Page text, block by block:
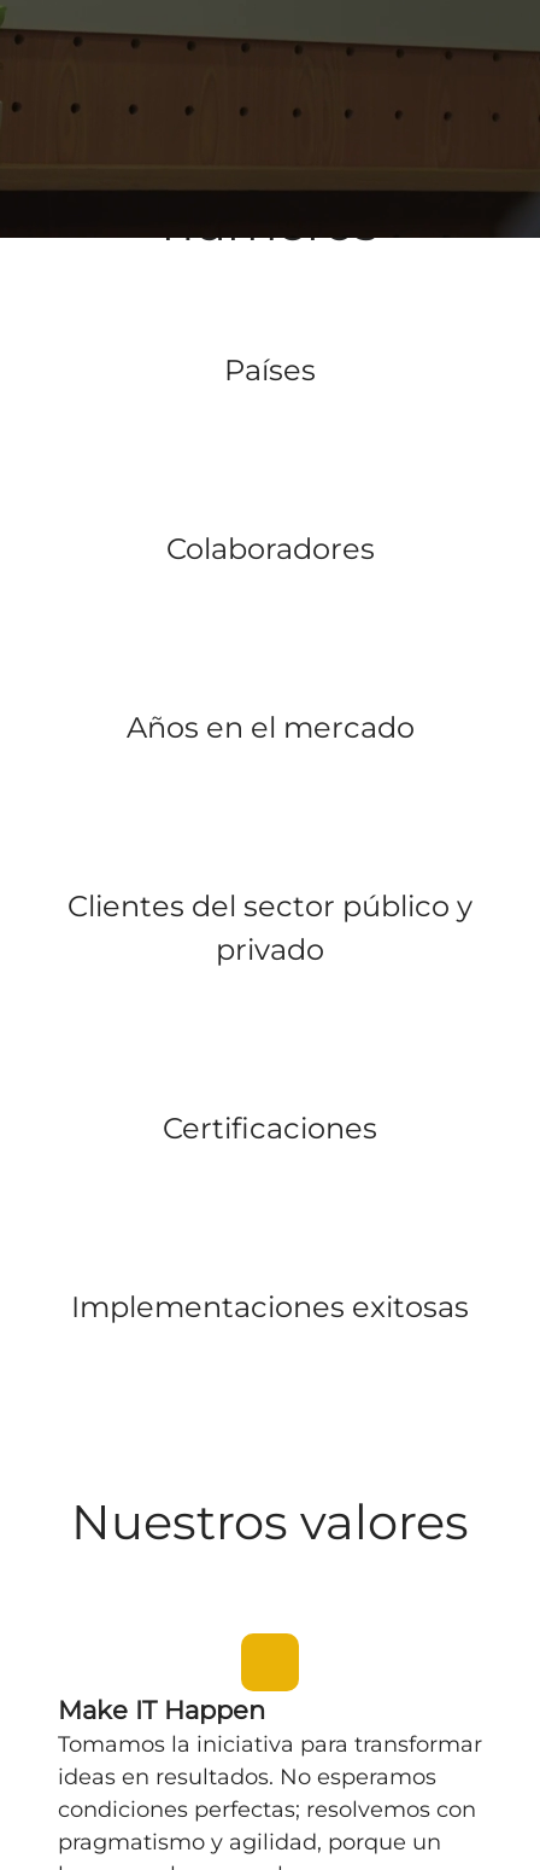
números
Países
Colaboradores
Años en el mercado
Clientes del sector público y
privado
Certificaciones
Implementaciones exitosas
Nuestros valores
Make IT Happen
Tomamos la iniciativa para transformar
ideas en resultados. No esperamos
condiciones perfectas; resolvemos con
pragmatismo y agilidad, porque un